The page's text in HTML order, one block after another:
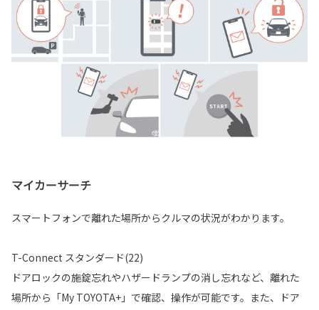
マイカーサーチ
スマートフォンで離れた場所からクルマの状況がわかります。
T-Connect スタンダード(22)
ドアロックの施錠忘れやハザードランプの消し忘れなど、離れた
場所から「My TOYOTA+」で確認、操作が可能です。また、ドア